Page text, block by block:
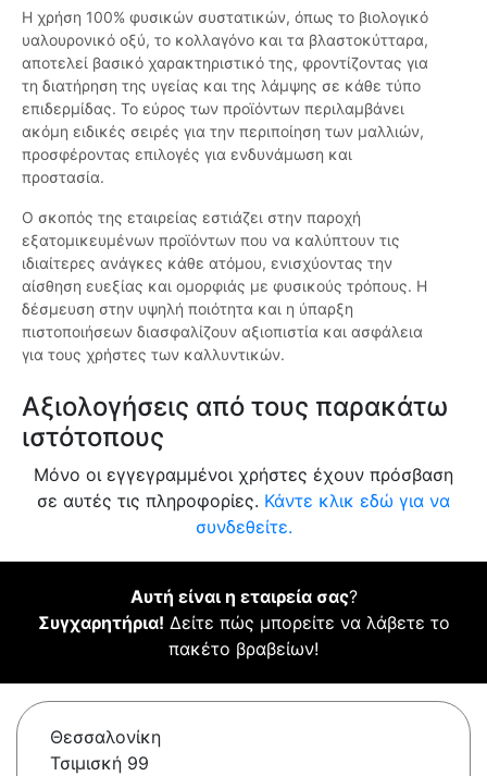
Η χρήση 100% φυσικών συστατικών, όπως το βιολογικό
υαλουρονικό οξύ, το κολλαγόνο και τα βλαστοκύτταρα,
αποτελεί βασικό χαρακτηριστικό της, φροντίζοντας για
τη διατήρηση της υγείας και της λάμψης σε κάθε τύπο
επιδερμίδας. Το εύρος των προϊόντων περιλαμβάνει
ακόμη ειδικές σειρές για την περιποίηση των μαλλιών,
προσφέροντας επιλογές για ενδυνάμωση και
προστασία.
Ο σκοπός της εταιρείας εστιάζει στην παροχή
εξατομικευμένων προϊόντων που να καλύπτουν τις
ιδιαίτερες ανάγκες κάθε ατόμου, ενισχύοντας την
αίσθηση ευεξίας και ομορφιάς με φυσικούς τρόπους. Η
δέσμευση στην υψηλή ποιότητα και η ύπαρξη
πιστοποιήσεων διασφαλίζουν αξιοπιστία και ασφάλεια
για τους χρήστες των καλλυντικών.
Αξιολογήσεις από τους παρακάτω
ιστότοπους
Μόνο οι εγγεγραμμένοι χρήστες έχουν πρόσβαση
σε αυτές τις πληροφορίες. Κάντε κλικ εδώ για να
συνδεθείτε.
Αυτή είναι η εταιρεία σας?
Συγχαρητήρια! Δείτε πώς μπορείτε να λάβετε το
πακέτο βραβείων!
Θεσσαλονίκη
Τσιμισκή 99